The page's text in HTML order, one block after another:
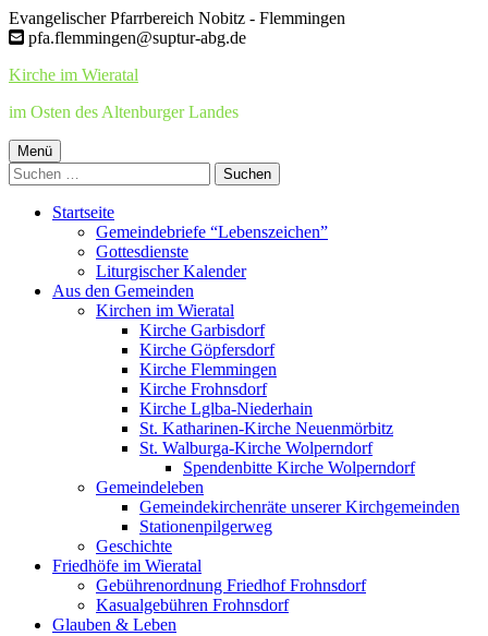
Springe
zum
Evangelischer Pfarrbereich Nobitz - Flemmingen
pfa.flemmingen@suptur-abg.de
Kirche im Wieratal
im Osten des Altenburger Landes
Primäres
Menü
Menü
Suchen
nach:
Startseite
Gemeindebriefe “Lebenszeichen”
Gottesdienste
Liturgischer Kalender
Aus den Gemeinden
Kirchen im Wieratal
Kirche Garbisdorf
Kirche Göpfersdorf
Kirche Flemmingen
Kirche Frohnsdorf
Kirche Lglba-Niederhain
St. Katharinen-Kirche Neuenmörbitz
St. Walburga-Kirche Wolperndorf
Spendenbitte Kirche Wolperndorf
Gemeindeleben
Gemeindekirchenräte unserer Kirchgemeinden
Stationenpilgerweg
Geschichte
Friedhöfe im Wieratal
Gebührenordnung Friedhof Frohnsdorf
Kasualgebühren Frohnsdorf
Glauben & Leben